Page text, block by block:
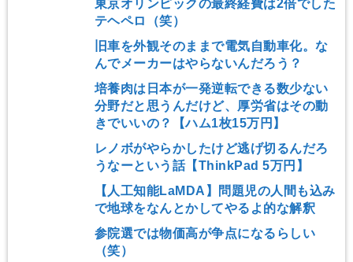
東京オリンピックの最終経費は2倍でした
テヘペロ（笑）
旧車を外観そのままで電気自動車化。な
んでメーカーはやらないんだろう？
培養肉は日本が一発逆転できる数少ない
分野だと思うんだけど、厚労省はその動
きでいいの？【ハム1枚15万円】
レノボがやらかしたけど逃げ切るんだろ
うなーという話【ThinkPad 5万円】
【人工知能LaMDA】問題児の人間も込み
で地球をなんとかしてやるよ的な解釈
参院選では物価高が争点になるらしい
（笑）